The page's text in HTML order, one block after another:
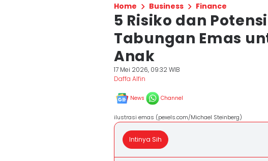
Home Business Finance
5 Risiko dan
Tabungan Emas
Anak
17 Mei 2026, 09:32 WIB
Daffa Alfin
News Channel
ilustrasi emas (pexels.com/Michael Steinberg)
Intinya Sih